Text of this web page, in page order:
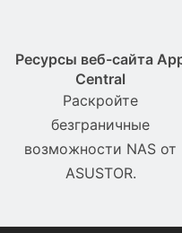
Ресурсы веб-сайта
Central
Раскройте
безграничные
возможности NAS от
ASUSTOR.